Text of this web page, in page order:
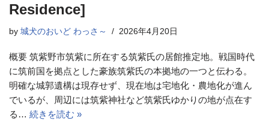
Residence]
by 城犬のおいど わっさ～ 2026年4月20日
概要 筑紫野市筑紫に所在する筑紫氏の居館推定地。戦国時代
に筑前国を拠点とした豪族筑紫氏の本拠地の一つと伝わる。
明確な城郭遺構は現存せず、現在地は宅地化・農地化が進ん
でいるが、周辺には筑紫神社など筑紫氏ゆかりの地が点在す
る… 続きを読む »